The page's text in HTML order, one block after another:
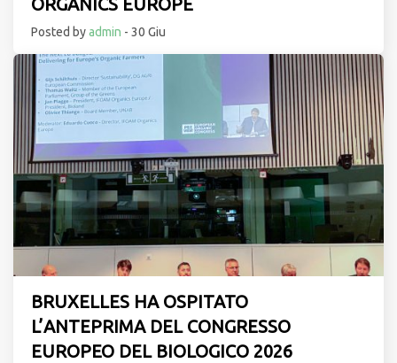
ORGANICS EUROPE
Posted byadmin - 30 Giu
BRUXELLES HA OSPITATO
L’ANTEPRIMA DEL CONGRESSO
EUROPEO DEL BIOLOGICO 2026